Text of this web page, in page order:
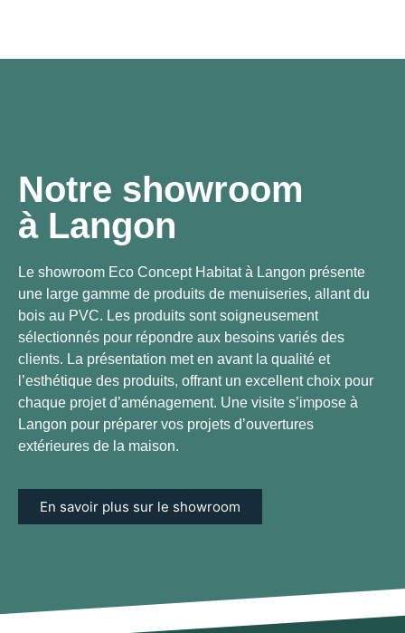
Notre showroom
à Langon
Le showroom Eco Concept Habitat à Langon présente
une large gamme de produits de menuiseries, allant du
bois au PVC. Les produits sont soigneusement
sélectionnés pour répondre aux besoins variés des
clients. La présentation met en avant la qualité et
l’esthétique des produits, offrant un excellent choix pour
chaque projet d’aménagement. Une visite s’impose à
Langon pour préparer vos projets d’ouvertures
extérieures de la maison.
En savoir plus sur le showroom